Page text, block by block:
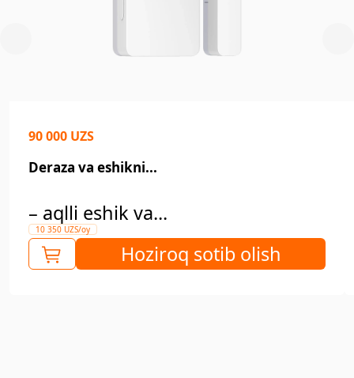
90 000 UZS
Deraza va eshikni...
– aqlli eshik va...
10 350 UZS/oy
Hoziroq sotib olish